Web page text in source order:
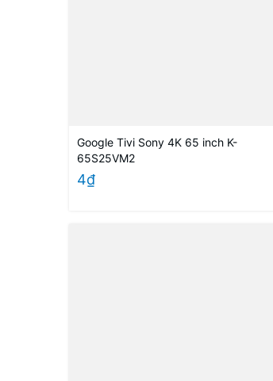
Google Tivi Sony 4K 65 inch K-
65S25VM2
4₫